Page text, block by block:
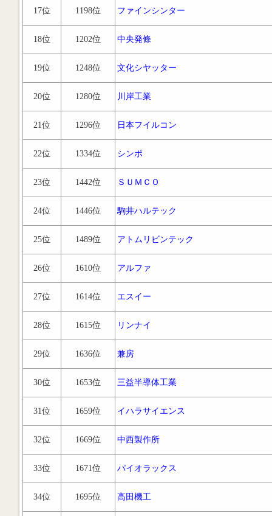
17位 1198位 ファインシンター
18位 1202位 中央発條
19位 1248位 文化シヤッター
20位 1280位 川岸工業
21位 1296位 日本フイルコン
22位 1334位 シンポ
23位 1442位 ＳＵＭＣＯ
24位 1446位 駒井ハルテック
25位 1489位 アトムリビンテック
26位 1610位 アルファ
27位 1614位 エスイー
28位 1615位 リンナイ
29位 1636位 兼房
30位 1653位 三益半導体工業
31位 1659位 イハラサイエンス
32位 1669位 中西製作所
33位 1671位 パイオラックス
34位 1695位 高田機工